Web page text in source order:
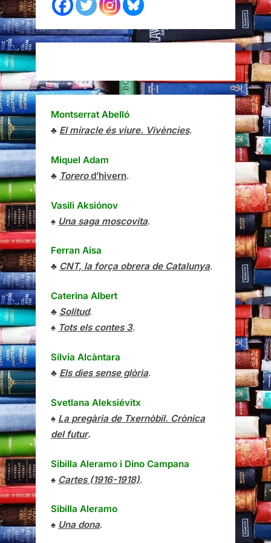
Montserrat Abelló
♣ El miracle és viure. Vivències.
Miquel Adam
♣ Torerod’hivern.
Vasili Aksiónov
♠ Una saga moscovita.
Ferran Aisa
♣ CNT, la força obrera de Catalunya.
Caterina Albert
♣ Solitud.
♠ Tots els contes 3.
Sílvia Alcàntara
♣ Els dies sense glòria.
Svetlana Aleksiévitx
♠ La pregària de Txernòbil. Crònica
del futur.
Sibilla Aleramo i Dino Campana
♠ Cartes (1916-1918).
Sibilla Aleramo
♠ Una dona.